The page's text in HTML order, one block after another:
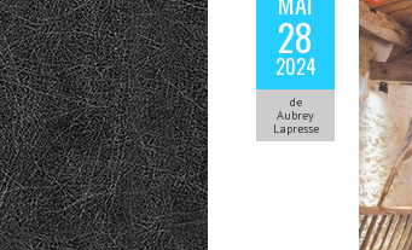
28
2024
de
Aubrey
Lapresse